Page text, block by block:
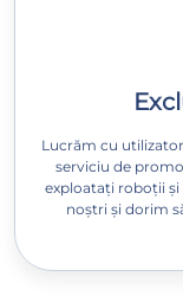
Lucrăm cu
serviciu de
exploatați roboții
noștri și dorim